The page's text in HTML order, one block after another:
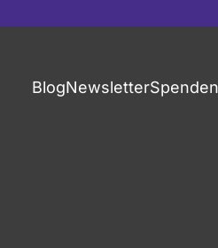
BlogNewsletterSpenden